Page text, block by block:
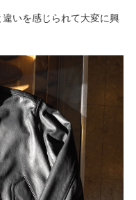
いを感じられて大変に興